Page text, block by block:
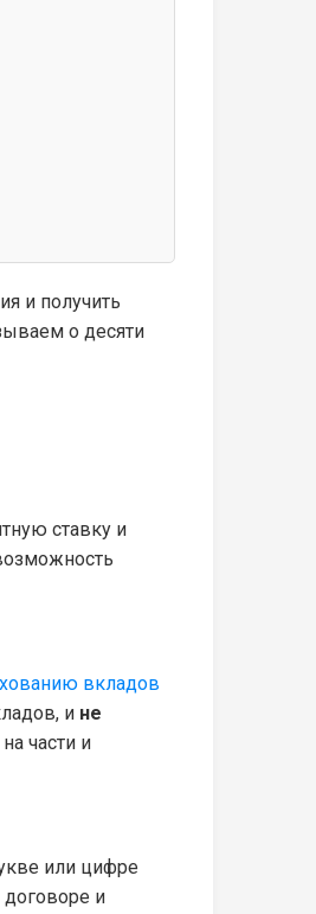
и получить
о десяти
ставку и
вкладов
и не
части и
или цифре
договоре и